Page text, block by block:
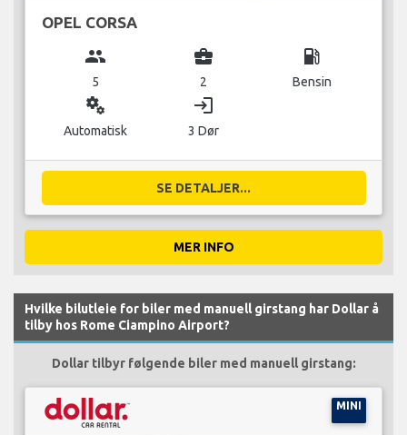
OPEL CORSA
group
5
business_center
2
local_gas_station
Bensin
miscellaneous_services
Automatisk
login
3 Dør
SE DETALJER...
MER INFO
Hvilke bilutleie for biler med manuell girstang har Dollar å
tilby hos Rome Ciampino Airport?
Dollar tilbyr følgende biler med manuell girstang:
MINI